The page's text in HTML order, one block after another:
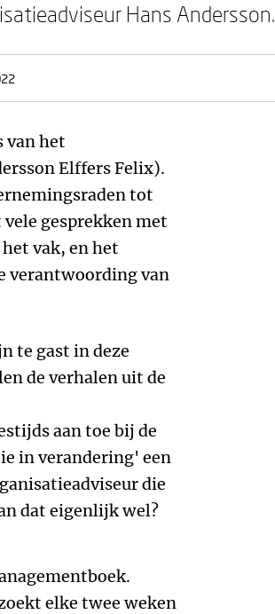
Hans Andersson.
van het
Elffers Felix).
tot
gesprekken met
vak, en het
verantwoording van
te gast in deze
de verhalen uit de
aan toe bij de
in verandering' een
die
dat eigenlijk wel?
elke twee weken